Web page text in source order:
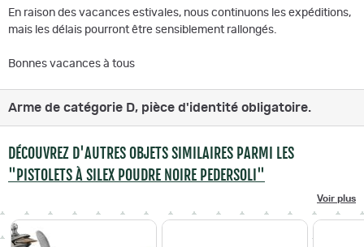
En raison des vacances estivales, nous continuons les expéditions,
mais les délais pourront être sensiblement rallongés.
Bonnes vacances à tous
Arme de catégorie D, pièce d'identité obligatoire.
DÉCOUVREZ D'AUTRES OBJETS SIMILAIRES PARMI LES
"PISTOLETS À SILEX POUDRE NOIRE PEDERSOLI"
Voir plus